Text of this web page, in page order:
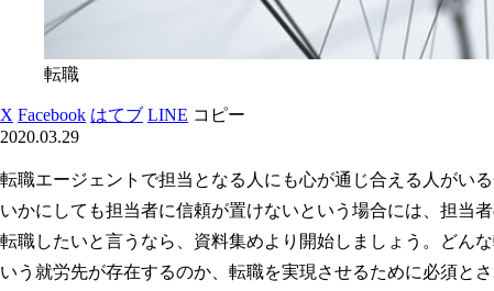
転職
X Facebook はてブ LINE コピー
2020.03.29
転職エージェントで担当となる人にも心が通じ合える人がい
いかにしても担当者に信頼が置けないという場合には、担当
転職したいと言うなら、資料集めより開始しましょう。どん
いう就労先が存在するのか、転職を実現させるために必須と